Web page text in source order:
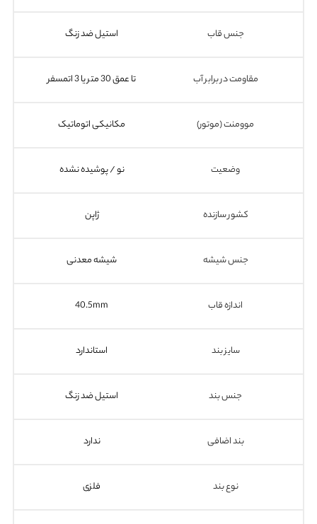
جنس قاب استیل ضد زنگ
مقاومت در برابر آب تا عمق 30 متر یا 3 اتمسفر
موومنت (موتور) مکانیکی اتوماتیک
وضعیت نو / پوشیده نشده
کشور سازنده ژاپن
جنس شیشه شیشه معدنی
اندازه قاب 40.5mm
سایز بند استاندارد
جنس بند استیل ضد زنگ
بند اضافی ندارد
نوع بند فلزی